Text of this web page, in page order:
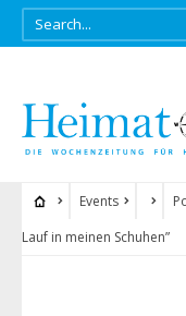
Events
Lauf in meinen Schuhen”